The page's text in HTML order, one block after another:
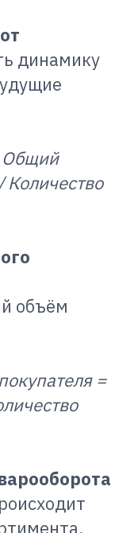
динамику
Общий
Количество
объём
=